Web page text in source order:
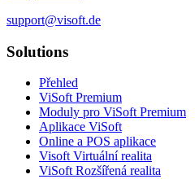
support@visoft.de
Solutions
Přehled
ViSoft Premium
Moduly pro ViSoft Premium
Aplikace ViSoft
Online a POS aplikace
Visoft Virtuální realita
ViSoft Rozšířená realita